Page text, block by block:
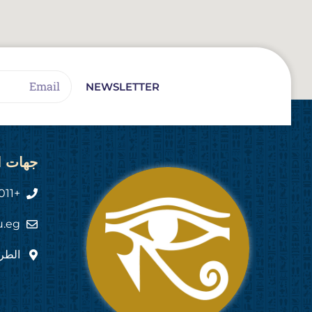
NEWSLETTER
جهات
+2011 444 555 82